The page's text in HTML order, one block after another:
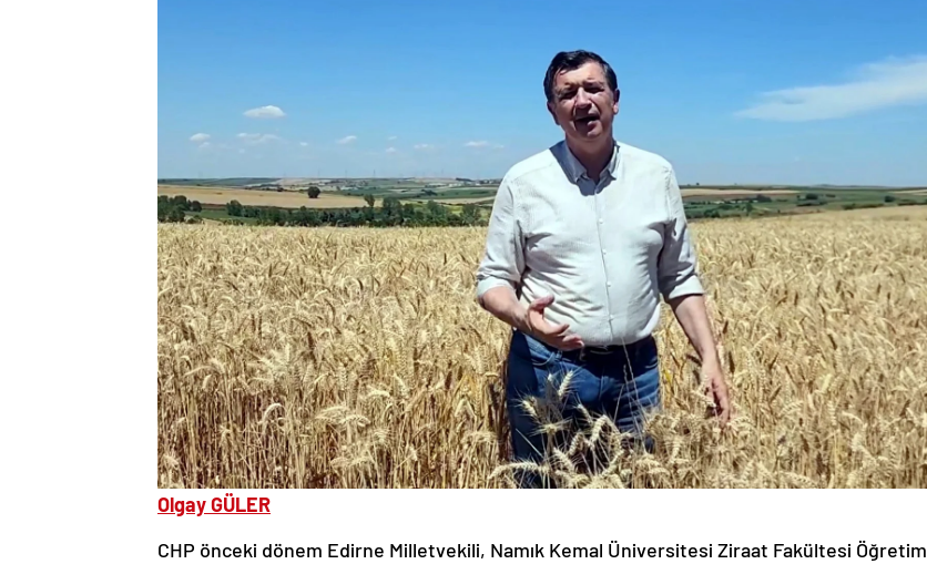
Olgay GÜLER
CHP önceki dönem Edirne Milletvekili, Namık Kemal Üniversitesi Ziraat Fakültesi Öğretim